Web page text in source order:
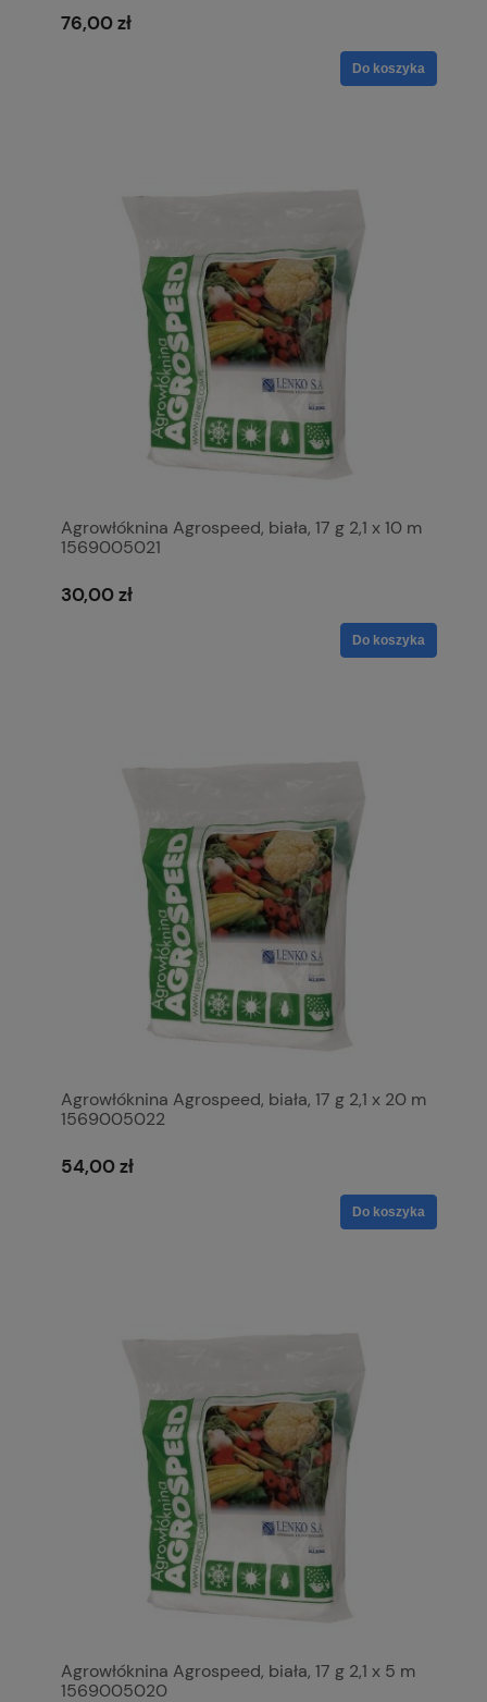
76,00 zł
Do koszyka
Agrowłóknina Agrospeed, biała, 17 g 2,1 x 10 m
1569005021
30,00 zł
Do koszyka
Agrowłóknina Agrospeed, biała, 17 g 2,1 x 20 m
1569005022
54,00 zł
Do koszyka
Agrowłóknina Agrospeed, biała, 17 g 2,1 x 5 m
1569005020